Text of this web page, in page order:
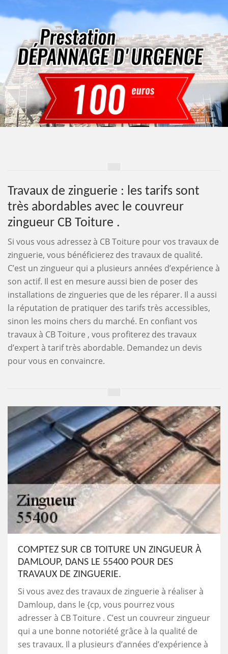
Travaux de zinguerie : les tarifs sont
très abordables avec le couvreur
zingueur CB Toiture .
Si vous vous adressez à CB Toiture pour vos travaux de
zinguerie, vous bénéficierez des travaux de qualité.
C’est un zingueur qui a plusieurs années d’expérience à
son actif. Il est en mesure aussi bien de poser des
installations de zingueries que de les réparer. Il a aussi
la réputation de pratiquer des tarifs très accessibles,
sinon les moins chers du marché. En confiant vos
travaux à CB Toiture , vous profiterez des travaux
d’expert à tarif très abordable. Demandez un devis
pour vous en convaincre.
COMPTEZ SUR CB TOITURE UN ZINGUEUR À
DAMLOUP, DANS LE 55400 POUR DES
TRAVAUX DE ZINGUERIE.
Si vous avez des travaux de zinguerie à réaliser à
Damloup, dans le {cp, vous pourrez vous
adresser à CB Toiture . C’est un couvreur zingueur
qui a une bonne notoriété grâce à la qualité de
ses travaux. Il a plusieurs d’années d’expérience à